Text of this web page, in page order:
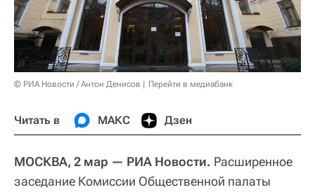
© РИА Новости / Антон Денисов Перейти в медиабанк
Читать в МАКС Дзен
МОСКВА, 2 мар — РИА Новости. Расширенное
заседание Комиссии Общественной палаты